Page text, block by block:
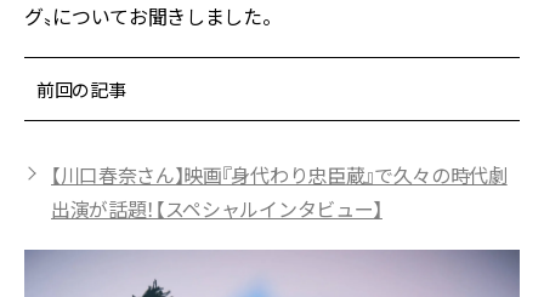
グ〟についてお聞きしました。
前回の記事
【川口春奈さん】映画『身代わり忠臣蔵』で久々の時代劇
出演が話題！【スペシャルインタビュー】